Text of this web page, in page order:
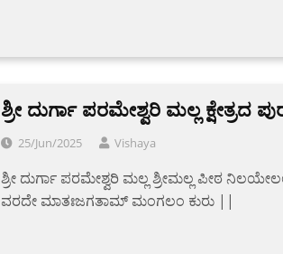
ಶ್ರೀ ದುರ್ಗಾ ಪರಮೇಶ್ವರಿ ಮಲ್ಲ ಕ್ಷೇತ್ರದ
25/Jun/2025 Vishaya
ಶ್ರೀ ದುರ್ಗಾ ಪರಮೇಶ್ವರಿ ಮಲ್ಲ ಶ್ರೀಮಲ್ಲ ಪೀಠ
ವರದೇ ಮಾತಃಜಗತಾಮ್ ಮಂಗಲಂ ಕುರು ||